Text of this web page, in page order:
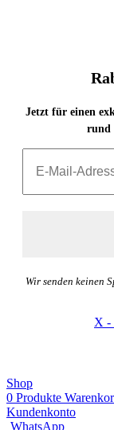
Jetzt für einen
rund
Wir senden keinen
X -
Shop
0 Produkte
Kundenkonto
WhatsApp